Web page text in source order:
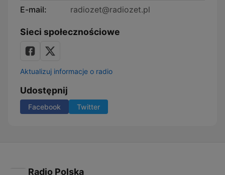
E-mail:
radiozet@radiozet.pl
Sieci społecznościowe
Aktualizuj informacje o radio
Udostępnij
Facebook Twitter
Radio Polska